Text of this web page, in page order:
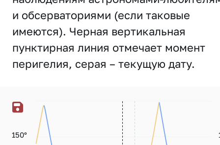
и обсерваториями (если таковые
имеются). Черная вертикальная
пунктирная линия отмечает момент
перигелия, серая – текущую дату.
150°